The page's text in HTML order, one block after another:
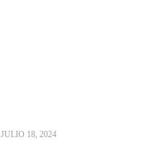
JULIO 18, 2024